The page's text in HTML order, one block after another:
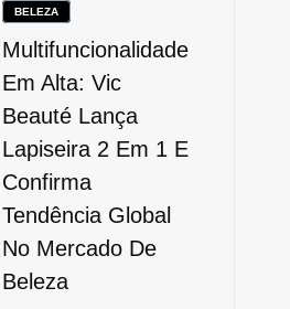
BELEZA
Multifuncionalidade
Em Alta: Vic
Beauté Lança
Lapiseira 2 Em 1 E
Confirma
Tendência Global
No Mercado De
Beleza